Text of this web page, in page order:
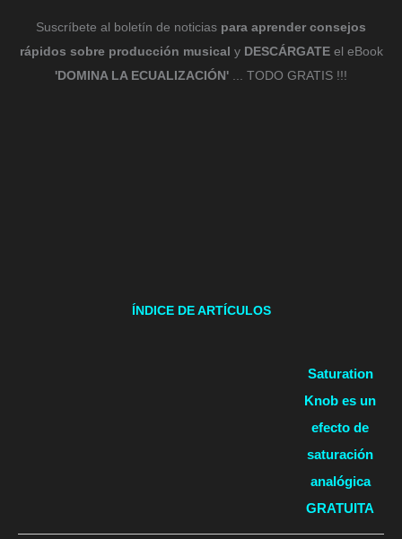
Suscríbete al boletín de noticias para aprender consejos
rápidos sobre producción musical y DESCÁRGATEel eBook
'DOMINA LA ECUALIZACIÓN' ... TODO GRATIS !!!
ÍNDICE DE ARTÍCULOS
Saturation
Knob es un
efecto de
saturación
analógica
GRATUITA